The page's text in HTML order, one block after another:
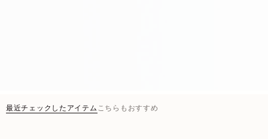
最近チェックしたアイテム こちらもおすすめ